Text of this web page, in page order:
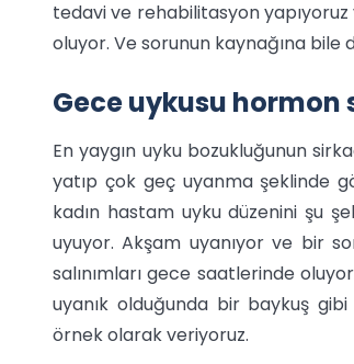
tedavi ve rehabilitasyon
oluyor. Ve sorunun kaynağına bile
Gece uykusu hormon
En yaygın uyku bozukluğunun
yatıp çok geç uyanma şeklinde
kadın hastam uyku düzenini şu
uyuyor. Akşam uyanıyor ve bir
salınımları gece saatlerinde
uyanık olduğunda bir baykuş
örnek olarak veriyoruz.